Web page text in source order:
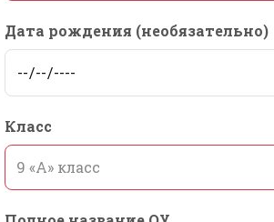
Дата рождения (необязательно)
Класс